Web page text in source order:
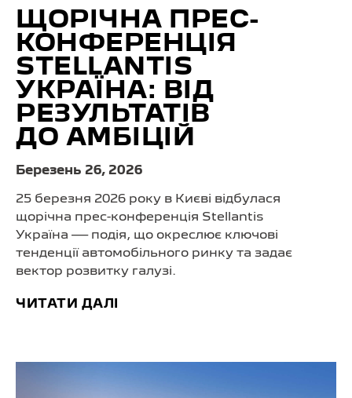
ЩОРІЧНА ПРЕС-
КОНФЕРЕНЦІЯ
STELLANTIS
УКРАЇНА: ВІД
РЕЗУЛЬТАТІВ
ДО АМБІЦІЙ
Березень 26, 2026
25 березня 2026 року в Києві відбулася
щорічна прес-конференція Stellantis
Україна — подія, що окреслює ключові
тенденції автомобільного ринку та задає
вектор розвитку галузі.
ЧИТАТИ ДАЛІ